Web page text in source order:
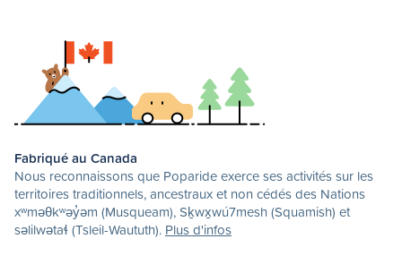
Fabriqué au Canada
Nous reconnaissons que Poparide exerce ses activités sur les
territoires traditionnels, ancestraux et non cédés des Nations
xʷməθkʷəy̓əm (Musqueam), Sḵwx̱wú7mesh (Squamish) et
səlilwətaɬ (Tsleil-Waututh). Plus d'infos